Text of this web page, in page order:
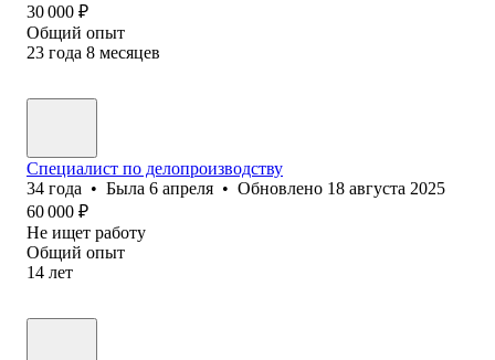
30 000 ₽
Общий опыт
23 года 8 месяцев
Специалист по делопроизводству
34 года • Была 6 апреля • Обновлено 18 августа 2025
60 000 ₽
Не ищет работу
Общий опыт
14 лет